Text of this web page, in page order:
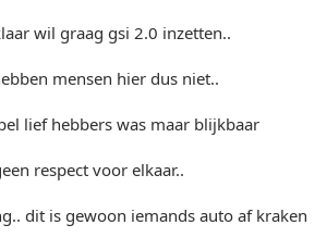
wil graag gsi 2.0 inzetten..
mensen hier dus niet..
lief hebbers was maar blijkbaar
respect voor elkaar..
dit is gewoon iemands auto af kraken